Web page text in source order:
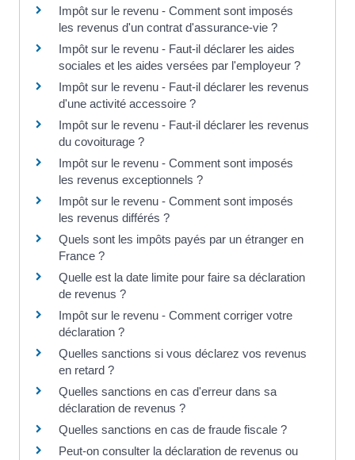
Impôt sur le revenu - Comment sont imposés
les revenus d'un contrat d'assurance-vie ?
Impôt sur le revenu - Faut-il déclarer les aides
sociales et les aides versées par l'employeur ?
Impôt sur le revenu - Faut-il déclarer les revenus
d'une activité accessoire ?
Impôt sur le revenu - Faut-il déclarer les revenus
du covoiturage ?
Impôt sur le revenu - Comment sont imposés
les revenus exceptionnels ?
Impôt sur le revenu - Comment sont imposés
les revenus différés ?
Quels sont les impôts payés par un étranger en
France ?
Quelle est la date limite pour faire sa déclaration
de revenus ?
Impôt sur le revenu - Comment corriger votre
déclaration ?
Quelles sanctions si vous déclarez vos revenus
en retard ?
Quelles sanctions en cas d'erreur dans sa
déclaration de revenus ?
Quelles sanctions en cas de fraude fiscale ?
Peut-on consulter la déclaration de revenus ou